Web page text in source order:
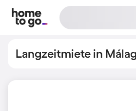
Langzeitmiete in